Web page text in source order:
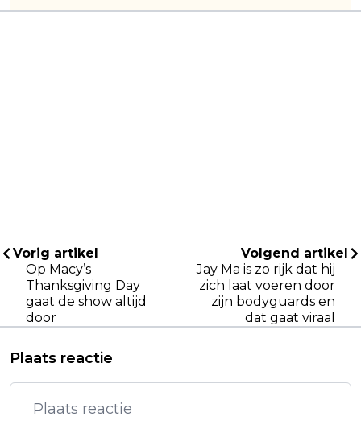
Vorig artikel
Op Macy’s
Thanksgiving Day
gaat de show altijd
door
Volgend artikel
Jay Ma is zo rijk dat hij
zich laat voeren door
zijn bodyguards en
dat gaat viraal
Plaats reactie